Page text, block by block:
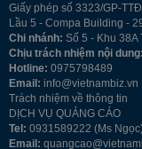
Giấy phép số 3323/GP-
Lầu 5 - Compa Building -
Chi nhánh: Số 5 - Khu 38A
Chịu trách nhiệm nội dung:
Hotline: 0975798489
Email: info@vietnambiz.vn
Trách nhiệm về thông tin
DỊCH VỤ QUẢNG CÁO
Tel: 0931589222 (Ms
Email: